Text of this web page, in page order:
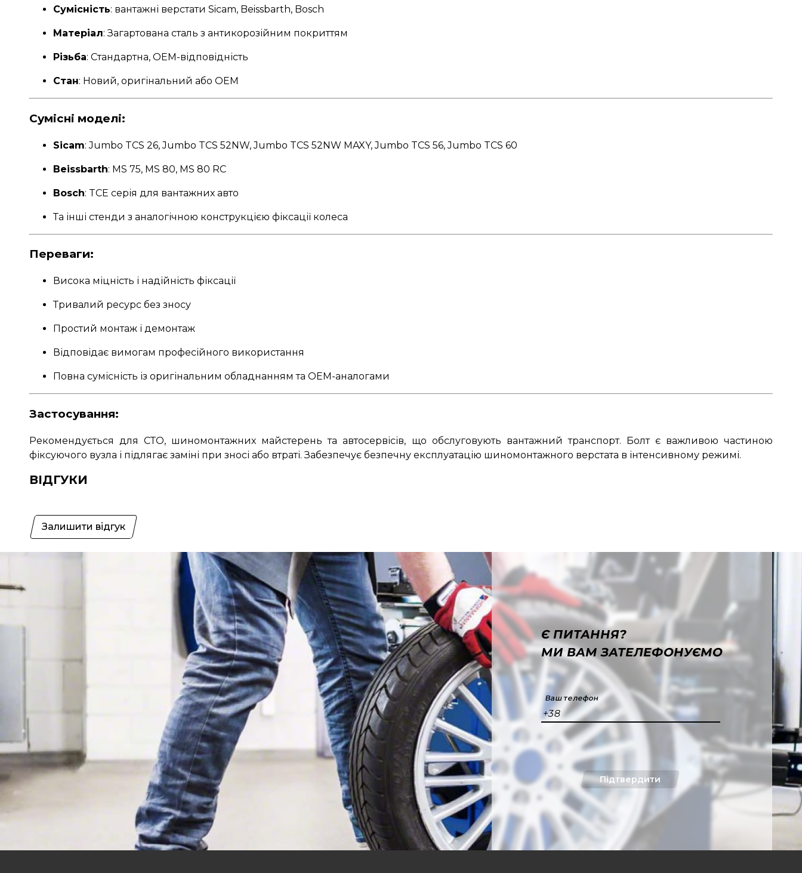
Сумісність: вантажні верстати Sicam, Beissbarth, Bosch
Матеріал: Загартована сталь з антикорозійним покриттям
Різьба: Стандартна, OEM-відповідність
Стан: Новий, оригінальний або OEM
Сумісні моделі:
Sicam: Jumbo TCS 26, Jumbo TCS 52NW, Jumbo TCS 52NW MAXY, Jumbo TCS 56, Jumbo TCS 60
Beissbarth: MS 75, MS 80, MS 80 RC
Bosch: TCE серія для вантажних авто
Та інші стенди з аналогічною конструкцією фіксації колеса
Переваги:
Висока міцність і надійність фіксації
Тривалий ресурс без зносу
Простий монтаж і демонтаж
Відповідає вимогам професійного використання
Повна сумісність із оригінальним обладнанням та OEM-аналогами
Застосування:
Рекомендується для СТО, шиномонтажних майстерень та автосервісів, що обслуговують вантажний транспорт. Болт є важливою частиною
фіксуючого вузла і підлягає заміні при зносі або втраті. Забезпечує безпечну експлуатацію шиномонтажного верстата в інтенсивному режимі.
ВІДГУКИ
Залишити відгук
Є ПИТАННЯ?
МИ ВАМ ЗАТЕЛЕФОНУЄМО
Ваш телефон
+38
Підтвердити